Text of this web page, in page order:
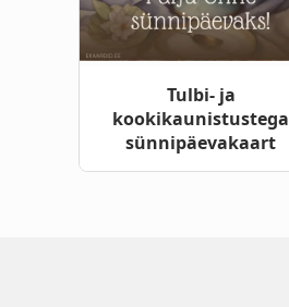
Tulbi- ja
kookikaunistustega
sünnipäevakaart